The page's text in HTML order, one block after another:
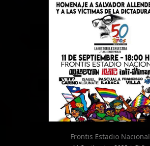
Frontis Estadio Nacional